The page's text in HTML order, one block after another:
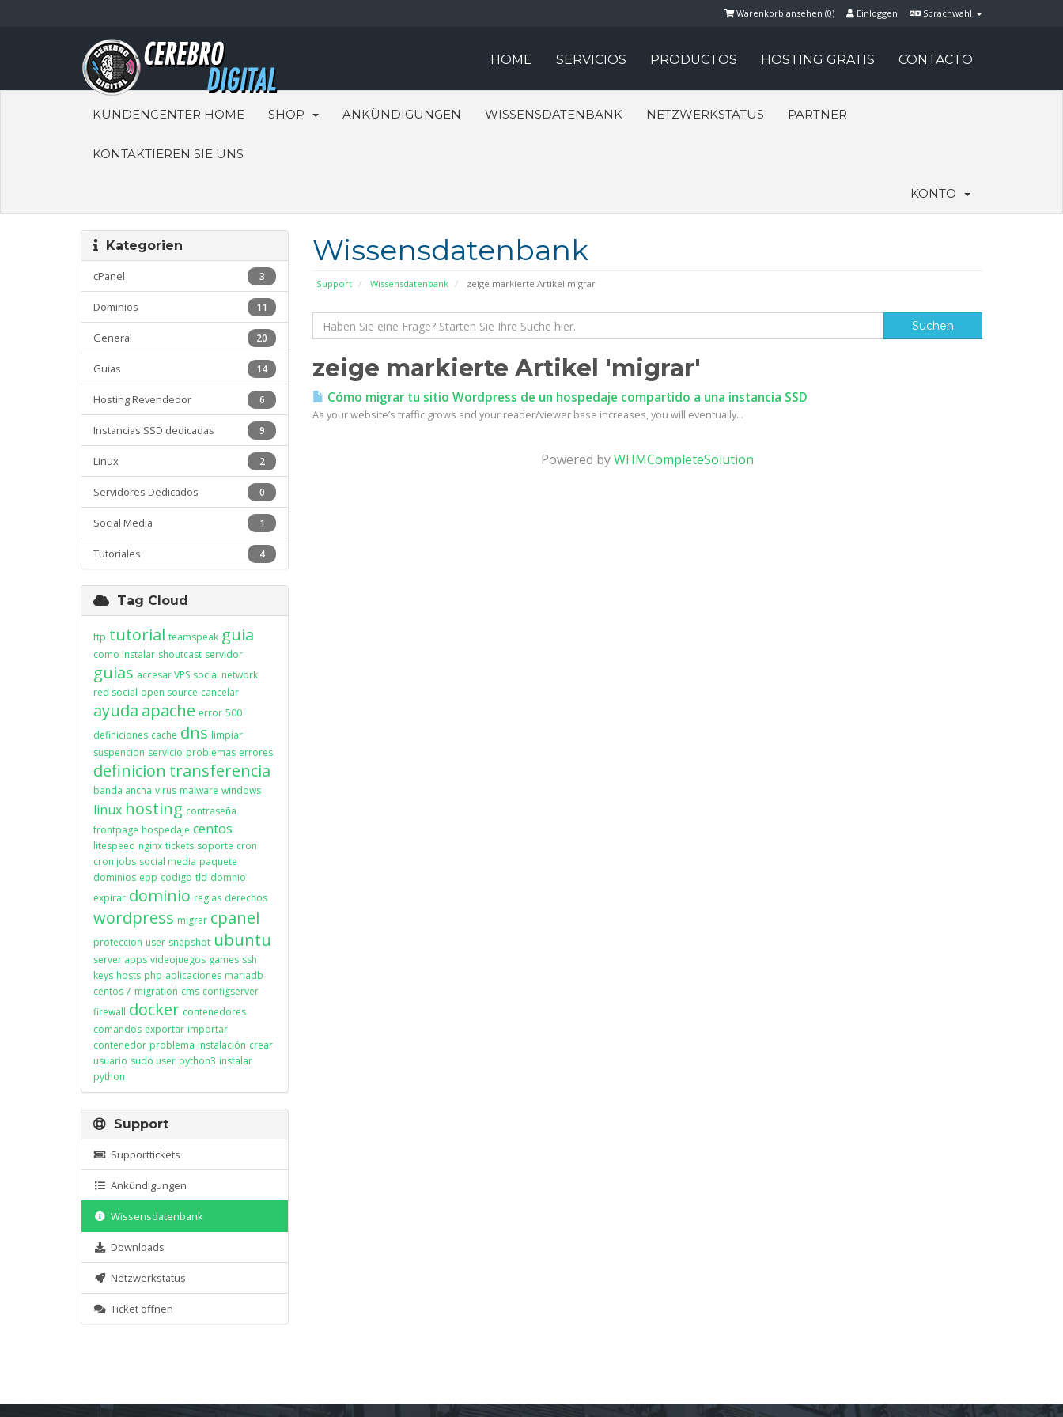
Sprachwahl
Einloggen
Warenkorb ansehen (0)
HOME SERVICIOS PRODUCTOS HOSTING GRATIS CONTACTO
KUNDENCENTER HOME SHOP ANKÜNDIGUNGEN WISSENSDATENBANK NETZWERKSTATUS PARTNER
KONTAKTIEREN SIE UNS
KONTO
Wissensdatenbank
Support Wissensdatenbank zeige markierte Artikel migrar
Kategorien
3
cPanel
11
Dominios
20
General
14
Guias
6
Hosting Revendedor
9
Instancias SSD dedicadas
2
Linux
0
Servidores Dedicados
1
Social Media
4
Tutoriales
zeige markierte Artikel 'migrar'
Cómo migrar tu sitio Wordpress de un hospedaje compartido a una instancia SSD
As your website’s traffic grows and your reader/viewer base increases, you will eventually...
Powered byWHMCompleteSolution
Tag Cloud
ftp tutorial teamspeak guia
como instalar shoutcast servidor
guias accesar VPS social network
red social open source cancelar
ayuda apache error 500
definiciones cache dns limpiar
suspencion servicio problemas errores
definicion transferencia
banda ancha virus malware windows
linux hosting contraseña
frontpage hospedaje centos
litespeed nginx tickets soporte cron
cron jobs social media paquete
dominios epp codigo tld domnio
expirar dominio reglas derechos
wordpress migrar cpanel
proteccion user snapshot ubuntu
server apps videojuegos games ssh
keys hosts php aplicaciones mariadb
centos 7 migration cms configserver
firewall docker contenedores
comandos exportar importar
contenedor problema instalación crear
usuario sudo user python3 instalar
python
Support
Supporttickets
Ankündigungen
Wissensdatenbank
Downloads
Netzwerkstatus
Ticket öffnen